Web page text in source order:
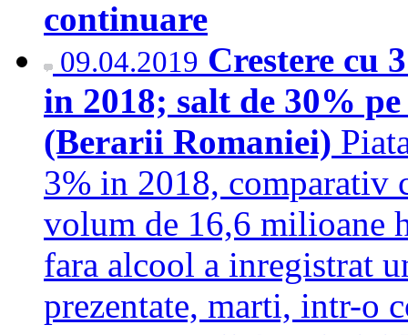
continuare
09.04.2019 Crestere cu
in 2018; salt de 30%
(Berarii Romaniei)
3% in 2018, comparativ
volum de 16,6 milioane
fara alcool a inregistrat
prezentate, marti, intr-o